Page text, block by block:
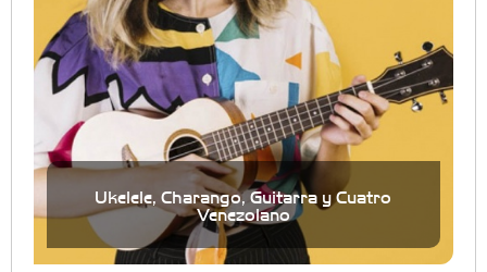
Ukelele, Charango, Guitarra y Cuatro
Venezolano